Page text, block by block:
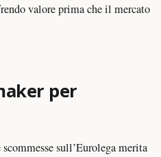
valore prima che il mercato
per
sull’Eurolega merita